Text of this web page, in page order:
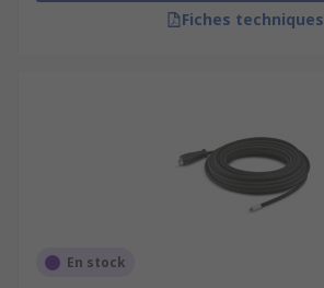
Fiches techniques
En stock